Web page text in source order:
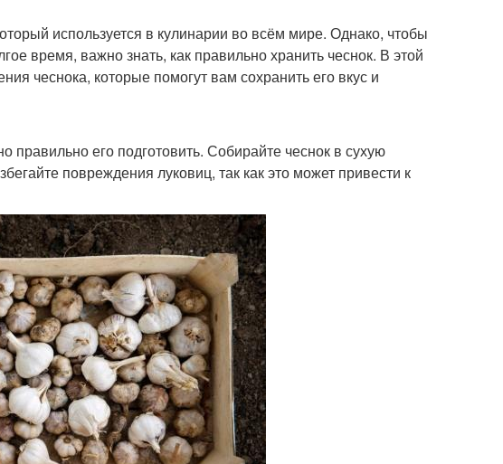
используется в кулинарии во всём мире. Однако, чтобы
время, важно знать, как правильно хранить чеснок. В этой
чеснока, которые помогут вам сохранить его вкус и
правильно его подготовить. Собирайте чеснок в сухую
повреждения луковиц, так как это может привести к